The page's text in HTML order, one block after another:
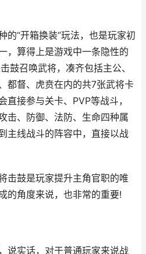
“开箱换装”玩法，也是玩家初
，算得上是游戏中一条隐性的
鼓召唤武将，凑齐包括主公、
都督、虎贲在内的共7张武将卡
直接参与关卡、PVP等战斗，
击、防御、法防、生命四种属
主线战斗的阵容中，直接以战
鼓是玩家提升主角官职的唯
的角度来说，也非常的重要!
实话，对于普通玩家来说战